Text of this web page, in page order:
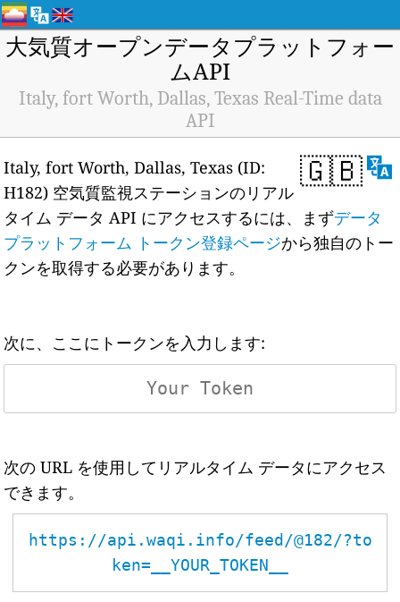
大気質オープンデータプラットフォー
ムAPI
Italy, fort Worth, Dallas, Texas Real-Time data
API
🇬🇧
Italy, fort Worth, Dallas, Texas (ID:
H182) 空気質監視ステーションのリアル
タイム データ API にアクセスするには、まずデータ
プラットフォーム トークン登録ページから独自のトー
クンを取得する必要があります。
次に、ここにトークンを入力します:
次の URL を使用してリアルタイム データにアクセス
できます。
https://api.waqi.info/feed/@182/?to
ken=__YOUR_TOKEN__